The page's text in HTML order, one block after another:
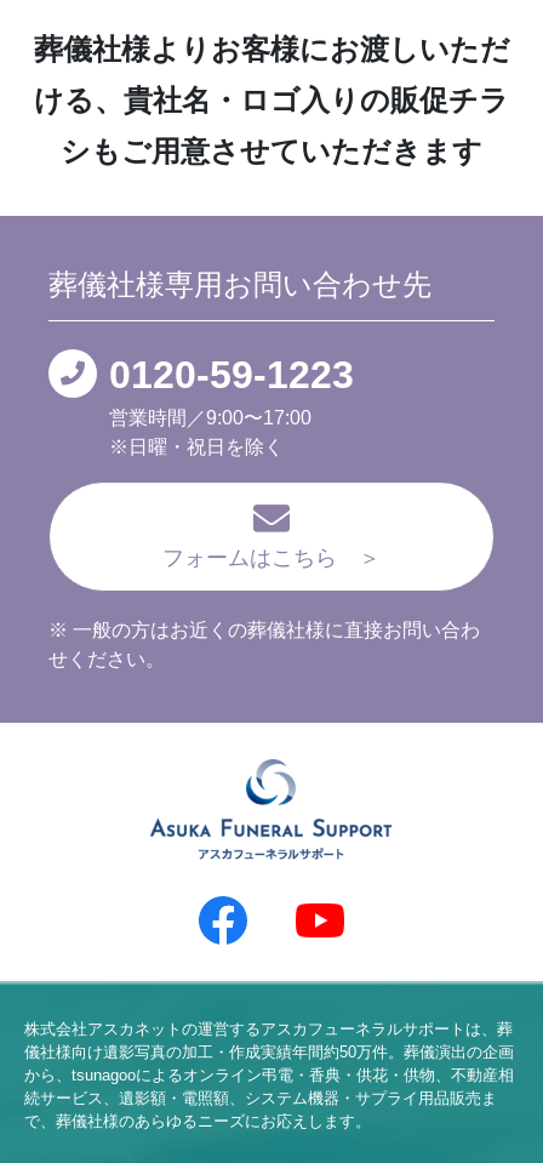
葬儀社様よりお客様にお渡しいただ
ける、 貴社名・ロゴ入りの販促チラ
シもご用意させていただきます
葬儀社様専用お問い合わせ先
0120-59-1223
営業時間／9:00〜17:00
※日曜・祝日を除く
フォームはこちら ＞
※ 一般の方はお近くの葬儀社様に直接お問い合わ
せください。
株式会社アスカネットの運営するアスカフューネラルサポートは、葬
儀社様向け遺影写真の加工・作成実績年間約50万件。葬儀演出の企画
から、tsunagooによるオンライン弔電・香典・供花・供物、不動産相
続サービス、遺影額・電照額、システム機器・サプライ用品販売ま
で、葬儀社様のあらゆるニーズにお応えします。